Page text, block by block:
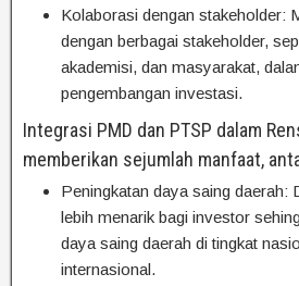
Kolaborasi dengan stakeholder:
dengan berbagai stakeholder,
akademisi, dan masyarakat,
pengembangan investasi.
Integrasi PMD dan PTSP dalam
memberikan sejumlah manfaat,
Peningkatan daya saing daerah:
lebih menarik bagi investor
daya saing daerah di tingkat
internasional.